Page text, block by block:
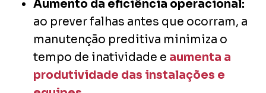
Aumento da eficiência operacional:
ao prever falhas antes que ocorram, a
manutenção preditiva minimiza o
tempo de inatividade e aumenta a
produtividade das instalações e